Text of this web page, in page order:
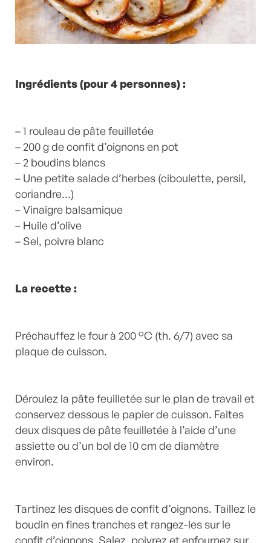
Ingrédients (pour 4 personnes) :
– 1 rouleau de pâte feuilletée
– 200 g de confit d’oignons en pot
– 2 boudins blancs
– Une petite salade d’herbes (ciboulette, persil,
coriandre…)
– Vinaigre balsamique
– Huile d’olive
– Sel, poivre blanc
La recette :
Préchauffez le four à 200 °C (th. 6/7) avec sa
plaque de cuisson.
Déroulez la pâte feuilletée sur le plan de travail et
conservez dessous le papier de cuisson. Faites
deux disques de pâte feuilletée à l’aide d’une
assiette ou d’un bol de 10 cm de diamètre
environ.
Tartinez les disques de confit d’oignons. Taillez le
boudin en fines tranches et rangez-les sur le
confit d’oignons. Salez, poivrez et enfournez sur